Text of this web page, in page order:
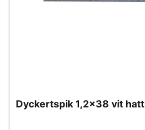
Dyckertspik 1,2x38 vit hatt